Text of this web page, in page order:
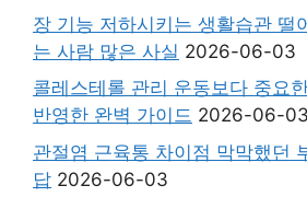
장 기능 저하시키는 생활습관 떨
는 사람 많은 사실 2026-06-03
콜레스테롤 관리 운동보다 중요
반영한 완벽 가이드 2026-06-03
관절염 근육통 차이점 막막했던
답 2026-06-03